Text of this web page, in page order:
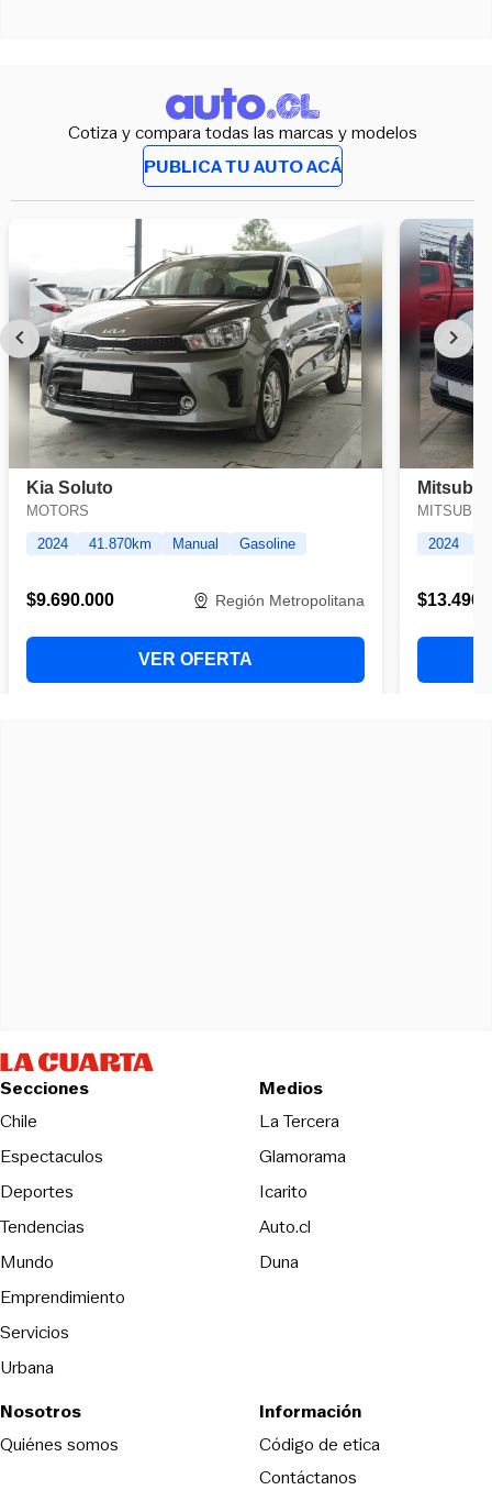
Cotiza y compara todas las marcas y modelos
PUBLICA TU AUTO ACÁ
Secciones
Chile
Espectaculos
Deportes
Tendencias
Mundo
Emprendimiento
Servicios
Urbana
Medios
La TerceraOpens in new
Glamorama
Icarito
Auto.cl
DunaOpens in new window
Nosotros
Quiénes somos
Información
Código de eticaOpens in new
Contáctanos